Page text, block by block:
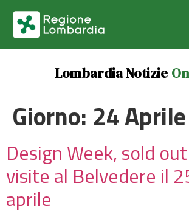
Lombardia Notizie
Giorno: 24
Design Week, sold
visite al Belvedere il
aprile